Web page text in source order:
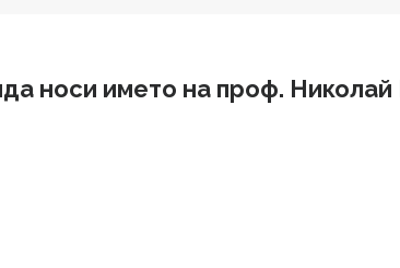
носи името на проф. Николай